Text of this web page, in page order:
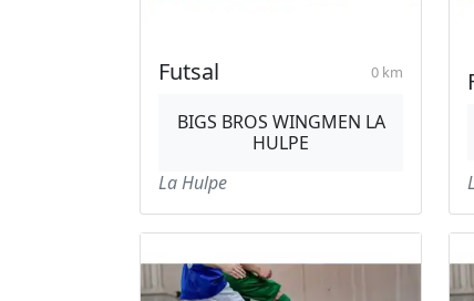
Futsal 0 km
BIGS BROS WINGMEN LA
HULPE
La Hulpe